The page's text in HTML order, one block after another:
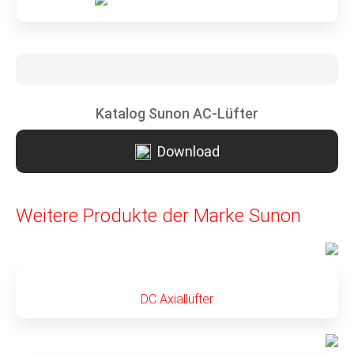
Katalog Sunon AC-Lüfter
Download
Weitere Produkte der Marke Sunon
DC Axiallüfter